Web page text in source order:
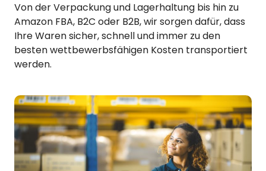
Von der Verpackung und Lagerhaltung bis hin zu
Amazon FBA, B2C oder B2B, wir sorgen dafür, dass
Ihre Waren sicher, schnell und immer zu den
besten wettbewerbsfähigen Kosten transportiert
werden.